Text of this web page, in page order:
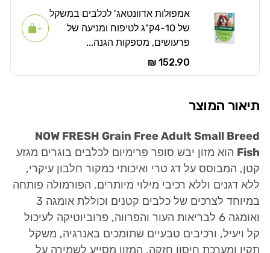
אמפולות אדוונטאג' לכלבים במשקל
של 4-10ק"ג לטיפוח ומניעה של
פרעושים, מספקות הגנה...
152.90 ₪
תיאור המוצר
NOW FRESH Grain Free Adult Small Breed
Fish הוא מזון יבש סופר פרימיום לכלבים בוגרים מגזע
קטן, המבוסס על דג טרי ואיכותי כמקור חלבון עיקרי,
ללא דגנים וללא רכיבי מילוי מיותרים. הפורמולה פותחה
במיוחד לצרכים של כלבים קטנים וכוללת אומגה 3
ואומגה 6 לבריאות העור והפרווה, פרוביוטיקה לעיכול
קל ויעיל, ורכיבים טבעיים שתומכים באנרגיה, משקל
תקין ומערכת חיסון חזקה. המזון מסייע לשמירה על